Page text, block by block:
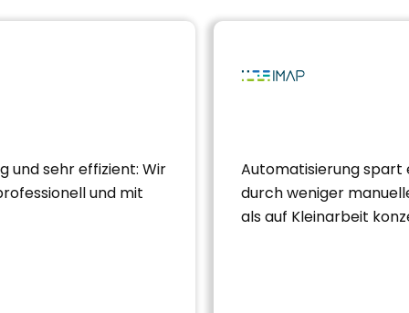
und sehr effizient: Wir
und mit
Automatisierung
durch weniger
als auf Kleinarbeit